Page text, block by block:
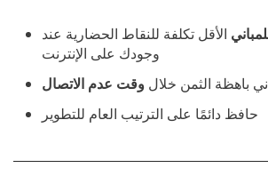
الأقل تكلفة للنقاط الحضارية عند
وجودك على الإنترنت
باهظة الثمن خلال وقت عدم الاتصال
حافظ دائمًا على الترتيب العام للتطوير